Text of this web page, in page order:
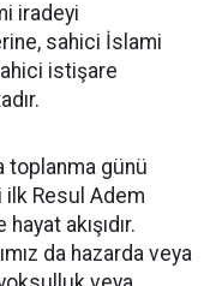
iradeyi
sahici İslami
istişare
toplanma günü
ilk Resul Adem
akışıdır.
da hazarda veya